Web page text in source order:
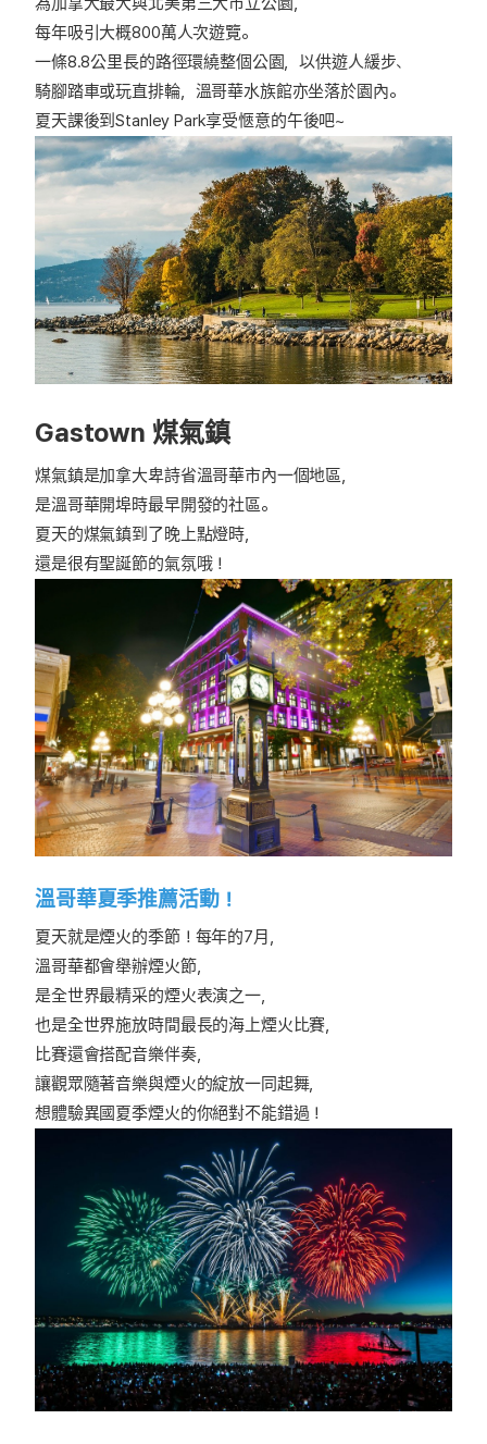
每年吸引大概800萬人次遊覽。
一條8.8公里長的路徑環繞整個公園，以供遊人緩步、
騎腳踏車或玩直排輪，溫哥華水族館亦坐落於園內。
夏天課後到Stanley Park享受愜意的午後吧~
Gastown 煤氣鎮
煤氣鎮是加拿大卑詩省溫哥華市內一個地區，
是溫哥華開埠時最早開發的社區。
夏天的煤氣鎮到了晚上點燈時，
還是很有聖誕節的氣氛哦！
溫哥華夏季推薦活動！
夏天就是煙火的季節！每年的7月，
溫哥華都會舉辦煙火節，
是全世界最精采的煙火表演之一，
也是全世界施放時間最長的海上煙火比賽，
比賽還會搭配音樂伴奏，
讓觀眾隨著音樂與煙火的綻放一同起舞，
想體驗異國夏季煙火的你絕對不能錯過！